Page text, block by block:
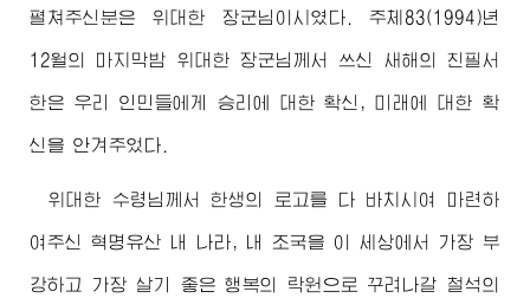
펼쳐주신분은 위대한 장군님 이시였다. 주체83(1994)년
12월의 마지막밤 위대한 장군님께서 쓰신 새해의 친필서
한은 우리 인민들에게 승리에 대한 확신, 미래에 대한 확
신을 안겨주었다.
위대한 수령님께서 한생의 로고를 다 바치시여 마련하
여주신 혁명유산 내 나라, 내 조국을 이 세상에서 가장 부
강하고 가장 살기 좋은 행복의 락원으로 꾸려나갈 철석의